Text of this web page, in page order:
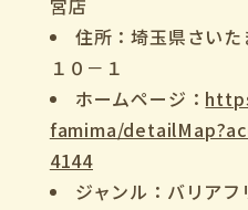
宮店
住所：埼玉県さい
１０－１
ホームページ：
famima/
4144
ジャンル：バリア